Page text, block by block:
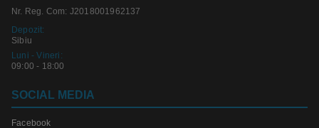
Nr. Reg. Com: J2018001962137
Depozit:
Sibiu
Luni - Vineri:
09:00 - 18:00
SOCIAL MEDIA
Facebook